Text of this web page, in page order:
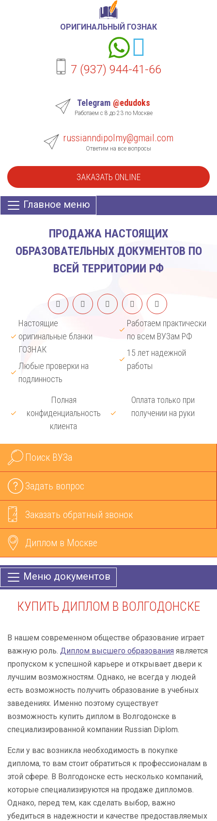
ОРИГИНАЛЬНЫЙ ГОЗНАК
7 (937) 944-41-66
Telegram @edudoks
Работаем с 8 до 23 по Москве
russianndipolmy@gmail.com
Ответим на все вопросы
ЗАКАЗАТЬ ONLINE
Главное меню
ПРОДАЖА НАСТОЯЩИХ
ОБРАЗОВАТЕЛЬНЫХ ДОКУМЕНТОВ ПО
ВСЕЙ ТЕРРИТОРИИ РФ
Настоящие
оригинальные бланки
ГОЗНАК
Любые проверки на
подлинность
Работаем практически
по всем ВУЗам РФ
15 лет надежной
работы
Полная
конфиденциальность
клиента
Оплата только при
получении на руки
Поиск ВУЗа
Задать вопрос
Заказать обратный звонок
Диплом в Москве
Меню документов
КУПИТЬ ДИПЛОМ В ВОЛГОДОНСКЕ
В нашем современном обществе образование играет
важную роль. Диплом высшего образования является
пропуском к успешной карьере и открывает двери к
лучшим возможностям. Однако, не всегда у людей
есть возможность получить образование в учебных
заведениях. Именно поэтому существует
возможность купить диплом в Волгодонске в
специализированной компании Russian Diplom.
Если у вас возникла необходимость в покупке
диплома, то вам стоит обратиться к профессионалам в
этой сфере. В Волгодонске есть несколько компаний,
которые специализируются на продаже дипломов.
Однако, перед тем, как сделать выбор, важно
убедиться в надежности и качестве предоставляемых